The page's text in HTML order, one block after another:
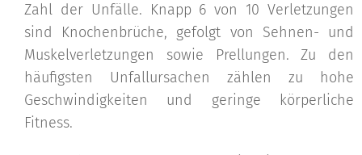
Zahl der Unfälle. Knapp 6 von 10 Verletzungen
sind Knochenbrüche, gefolgt von Sehnen- und
Muskelverletzungen sowie Prellungen. Zu den
häufigsten Unfallursachen zählen zu hohe
Geschwindigkeiten und geringe körperliche
Fitness.